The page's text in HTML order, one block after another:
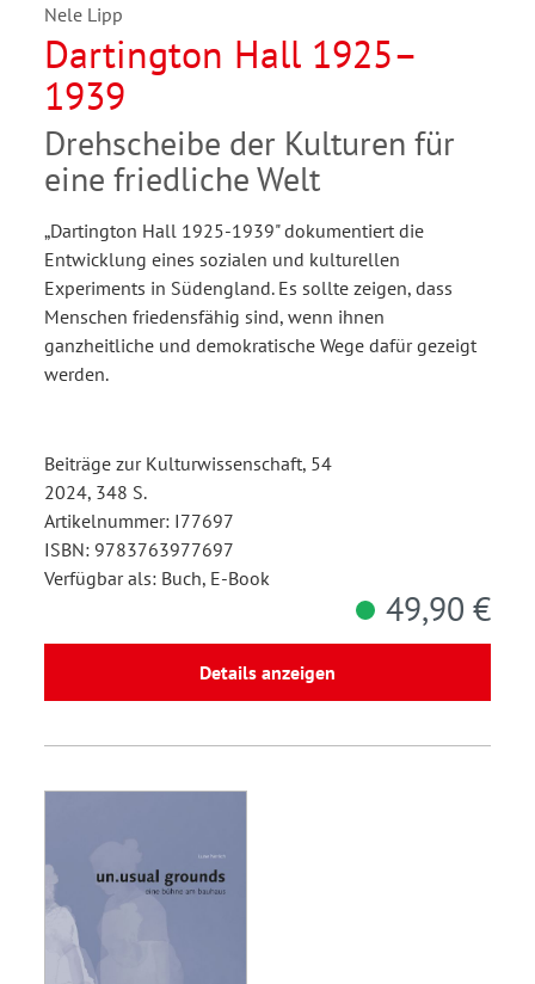
Nele Lipp
Dartington Hall 1925–
1939
Drehscheibe der Kulturen für
eine friedliche Welt
„Dartington Hall 1925-1939" dokumentiert die
Entwicklung eines sozialen und kulturellen
Experiments in Südengland. Es sollte zeigen, dass
Menschen friedensfähig sind, wenn ihnen
ganzheitliche und demokratische Wege dafür gezeigt
werden.
Beiträge zur Kulturwissenschaft, 54
2024, 348 S.
Artikelnummer: I77697
ISBN: 9783763977697
Verfügbar als: Buch, E-Book
49,90 €
Details anzeigen